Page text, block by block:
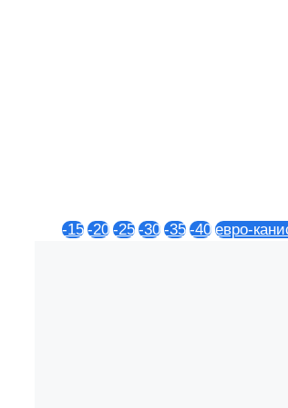
-15 -20 -25 -30 -35 -40 евро-